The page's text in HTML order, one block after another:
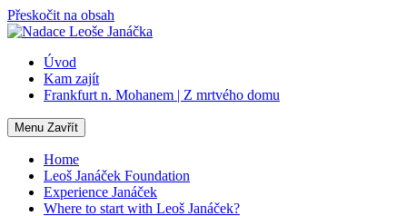
Přeskočit na obsah
Úvod
Kam zajít
Frankfurt n. Mohanem | Z mrtvého domu
Menu Zavřít
Home
Leoš Janáček Foundation
Experience Janáček
Where to start with Leoš Janáček?